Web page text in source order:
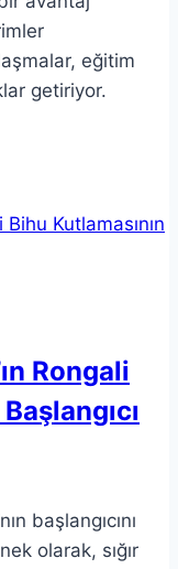
eğitim
getiriyor.
Rongali
başlangıcını
olarak, sığır